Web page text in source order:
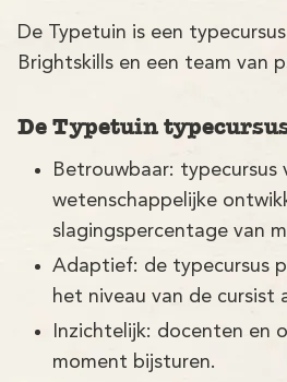
De Typetuin is een
Brightskills en een team van
De Typetuin
Betrouwbaar: typecursus
wetenschappelijke
slagingspercentage van
Adaptief: de typecursus
het niveau van de cursist
Inzichtelijk: docenten en
moment bijsturen.